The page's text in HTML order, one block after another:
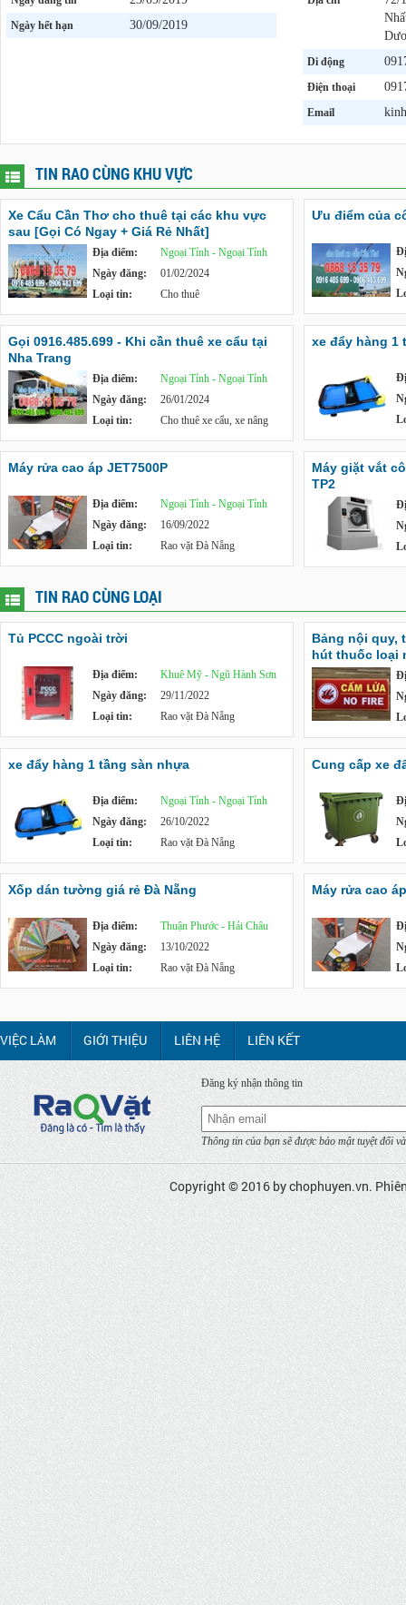
Ngày hết hạn 30/09/2019
Di động
Điện thoại
Email
TIN RAO CÙNG KHU VỰC
Xe Cẩu Cần Thơ cho thuê tại các khu vực
sau [Gọi Có Ngay + Giá Rẻ Nhất]
Địa điểm:
Ngoại Tỉnh - Ngoại Tỉnh
Ngày đăng:
01/02/2024
Loại tin:
Cho thuê
Ưu điểm của
Gọi 0916.485.699 - Khi cần thuê xe cẩu tại
Nha Trang
Địa điểm:
Ngoại Tỉnh - Ngoại Tỉnh
Ngày đăng:
26/01/2024
Loại tin:
Cho thuê xe cẩu, xe nâng
xe đẩy hàng 1
Máy rửa cao áp JET7500P
Địa điểm:
Ngoại Tỉnh - Ngoại Tỉnh
Ngày đăng:
16/09/2022
Loại tin:
Rao vặt Đà Nẵng
Máy giặt vắt
TP2
TIN RAO CÙNG LOẠI
Tủ PCCC ngoài trời
Địa điểm:
Khuê Mỹ - Ngũ Hành Sơn
Ngày đăng:
29/11/2022
Loại tin:
Rao vặt Đà Nẵng
Bảng nội quy,
hút thuốc loại
xe đẩy hàng 1 tầng sàn nhựa
Địa điểm:
Ngoại Tỉnh - Ngoại Tỉnh
Ngày đăng:
26/10/2022
Loại tin:
Rao vặt Đà Nẵng
Cung cấp xe
Xốp dán tường giá rẻ Đà Nẵng
Địa điểm:
Thuận Phước - Hải Châu
Ngày đăng:
13/10/2022
Loại tin:
Rao vặt Đà Nẵng
Máy rửa cao
VIỆC LÀM GIỚI THIỆU LIÊN HỆ LIÊN KẾT
Đăng ký nhận thông tin
Thông tin của bạn sẽ được bảo mật tuyệt đối
Copyright © 2016 bychophuyen.vn.